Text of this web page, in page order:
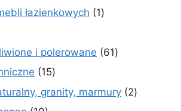
produkt
łazienkowych 11
i polerowane 6161
1515
produktów
granity, marmury 22